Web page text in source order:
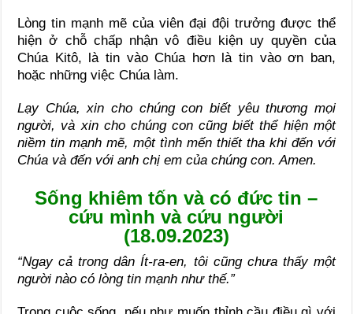
Lòng tin mạnh mẽ của viên đại đội trưởng được thể
hiện ở chỗ chấp nhận vô điều kiện uy quyền của
Chúa Kitô, là tin vào Chúa hơn là tin vào ơn ban,
hoặc những việc Chúa làm.
Lạy Chúa, xin cho chúng con biết yêu thương mọi
người, và xin cho chúng con cũng biết thể hiện một
niềm tin mạnh mẽ, một tình mến thiết tha khi đến với
Chúa và đến với anh chị em của chúng con. Amen.
Sống khiêm tốn và có đức tin –
cứu mình và cứu người
(18.09.2023)
“Ngay cả trong dân Ít-ra-en, tôi cũng chưa thấy một
người nào có lòng tin mạnh như thế.”